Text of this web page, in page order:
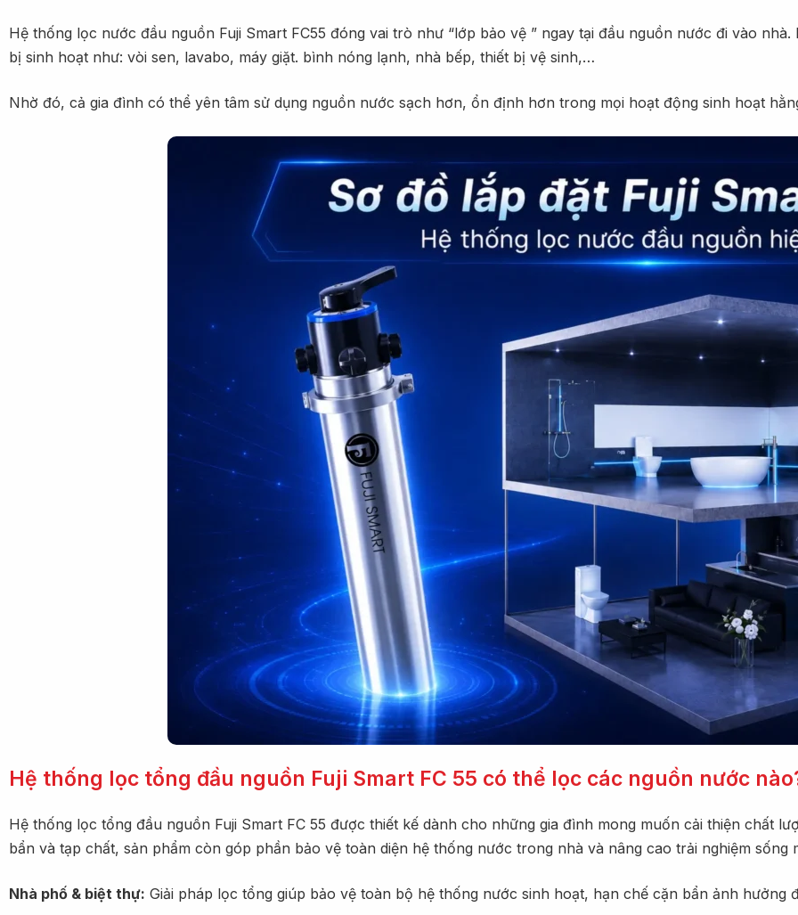
Hệ thống lọc nước đầu nguồn Fuji Smart FC55 đóng vai trò như “lớp bảo vệ ” ngay tại đầu nguồn nước đi vào
bị sinh hoạt như: vòi sen, lavabo, máy giặt. bình nóng lạnh, nhà bếp, thiết bị vệ sinh,…
Nhờ đó, cả gia đình có thể yên tâm sử dụng nguồn nước sạch hơn, ổn định hơn trong mọi hoạt động sinh hoạt
Hệ thống lọc tổng đầu nguồn Fuji Smart FC 55 có thể lọc các nguồn nước
Hệ thống lọc tổng đầu nguồn Fuji Smart FC 55 được thiết kế dành cho những gia đình mong muốn cải thiện chất
bẩn và tạp chất, sản phẩm còn góp phần bảo vệ toàn diện hệ thống nước trong nhà và nâng cao trải nghiệm sống
Nhà phố & biệt thự: Giải pháp lọc tổng giúp bảo vệ toàn bộ hệ thống nước sinh hoạt, hạn chế cặn bẩn ảnh hưởng